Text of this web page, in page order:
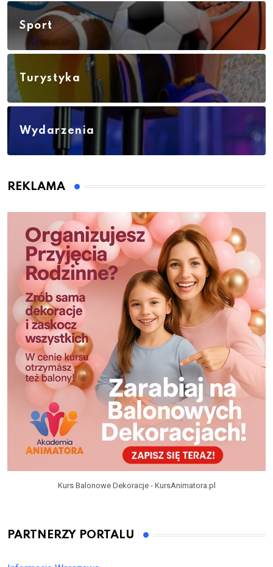
Sport
Turystyka
Wydarzenia
REKLAMA
Kurs Balonowe Dekoracje - KursAnimatora.pl
PARTNERZY PORTALU